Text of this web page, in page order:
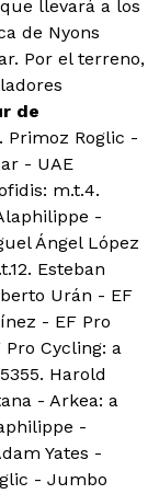
llevará a los
de Nyons
Por el terreno,
de
Primoz Roglic -
- UAE
m.t.4.
-
Ángel López
Esteban
Urán - EF
- EF Pro
Pro Cycling: a
Harold
- Arkea: a
-
Yates -
- Jumbo